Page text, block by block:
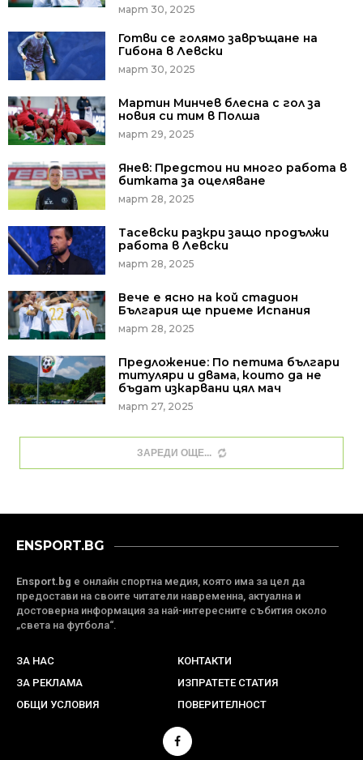
март 30, 2025
Готви се голямо завръщане на
Гибона в Левски
март 30, 2025
Мартин Минчев блесна с гол за
новия си тим в Полша
март 29, 2025
Янев: Предстои ни много работа в
битката за оцеляване
март 28, 2025
Тасевски разкри защо продължи
работа в Левски
март 28, 2025
Вече е ясно на кой стадион
България ще приеме Испания
март 28, 2025
Предложение: По петима българи
титуляри и двама, които да не
бъдат изкарвани цял мач
март 27, 2025
ЗАРЕДИ ОЩЕ
ENSPORT.BG
Ensport.bg е онлайн спортна медия, която има за цел да
предостави на своите читатели навременна, актуална и
достоверна информация за най-интересните събития около
„света на футбола“.
ЗА НАС
КОНТАКТИ
ЗА РЕКЛАМА
ИЗПРАТЕТЕ СТАТИЯ
ОБЩИ УСЛОВИЯ
ПОВЕРИТЕЛНОСТ